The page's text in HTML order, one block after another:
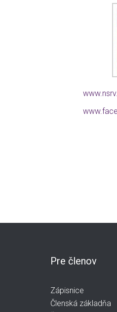
Pre členov
Zápisnice
Členská základňa